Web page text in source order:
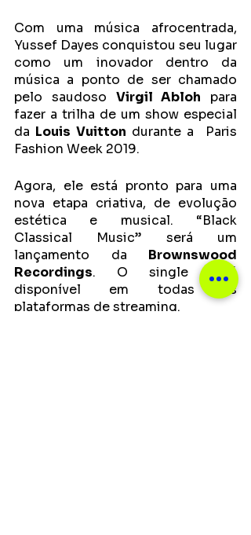
Com uma música afrocentrada,
Yussef Dayes conquistou seu lugar
como um inovador dentro da
música a ponto de ser chamado
pelo saudoso Virgil Abloh para
fazer a trilha de um show especial
da Louis Vuitton durante a  Paris
Fashion Week 2019.
Agora, ele está pronto para uma
nova etapa criativa, de evolução
estética e musical. “Black
Classical Music” será um
lançamento da Brownswood
Recordings. O single está
disponível em todas as
plataformas de streaming.